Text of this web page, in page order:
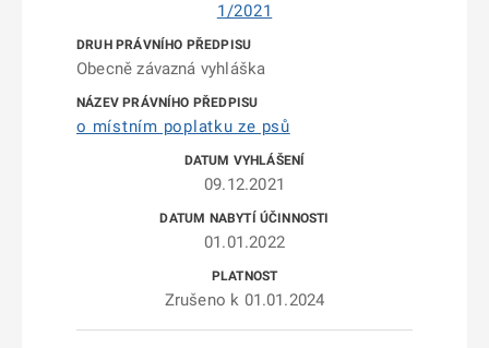
1/2021
Obecně závazná vyhláška
o místním poplatku ze psů
09.12.2021
01.01.2022
Zrušeno k 01.01.2024